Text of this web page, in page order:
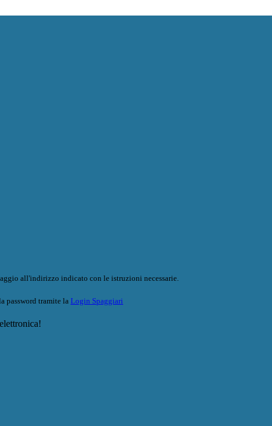
all'indirizzo indicato con le istruzioni necessarie.
password tramite la Login Spaggiari